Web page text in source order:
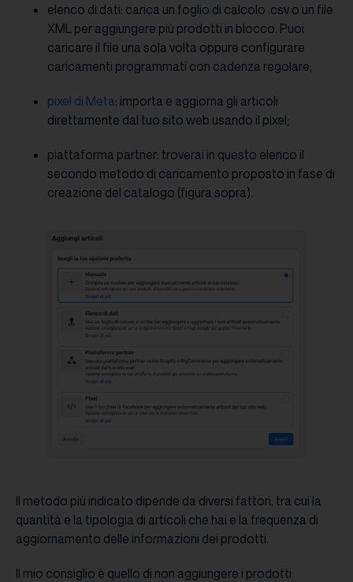
elenco di dati: carica un foglio di calcolo .csv o un file
XML per aggiungere più prodotti in blocco. Puoi
caricare il file una sola volta oppure configurare
caricamenti programmati con cadenza regolare;
pixel di Meta: importa e aggiorna gli articoli
direttamente dal tuo sito web usando il pixel;
piattaforma partner: troverai in questo elenco il
secondo metodo di caricamento proposto in fase di
creazione del catalogo (figura sopra).
Il metodo più indicato dipende da diversi fattori, tra cui la
quantità e la tipologia di articoli che hai e la frequenza di
aggiornamento delle informazioni dei prodotti.
Il mio consiglio è quello di non aggiungere i prodotti